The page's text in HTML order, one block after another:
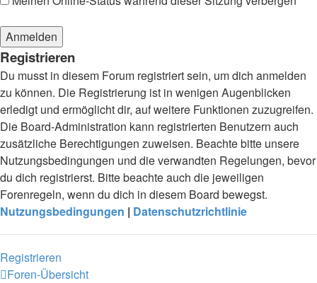
Registrieren
Du musst in diesem Forum registriert sein, um dich anmelden
zu können. Die Registrierung ist in wenigen Augenblicken
erledigt und ermöglicht dir, auf weitere Funktionen zuzugreifen.
Die Board-Administration kann registrierten Benutzern auch
zusätzliche Berechtigungen zuweisen. Beachte bitte unsere
Nutzungsbedingungen und die verwandten Regelungen, bevor
du dich registrierst. Bitte beachte auch die jeweiligen
Forenregeln, wenn du dich in diesem Board bewegst.
Nutzungsbedingungen | Datenschutzrichtlinie
Registrieren
Foren-Übersicht